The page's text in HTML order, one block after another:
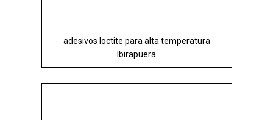
adesivos loctite para alta temperatura
Ibirapuera